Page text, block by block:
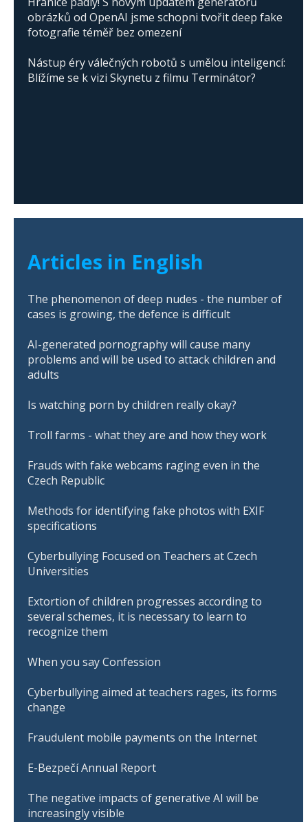
obrázků od OpenAI jsme schopni tvořit deep fake
fotografie téměř bez omezení
Nástup éry válečných robotů s umělou inteligencí:
Blížíme se k vizi Skynetu z filmu Terminátor?
Articles in English
The phenomenon of deep nudes - the number of
cases is growing, the defence is difficult
AI-generated pornography will cause many
problems and will be used to attack children and
adults
Is watching porn by children really okay?
Troll farms - what they are and how they work
Frauds with fake webcams raging even in the
Czech Republic
Methods for identifying fake photos with EXIF
specifications
Cyberbullying Focused on Teachers at Czech
Universities
Extortion of children progresses according to
several schemes, it is necessary to learn to
recognize them
When you say Confession
Cyberbullying aimed at teachers rages, its forms
change
Fraudulent mobile payments on the Internet
E-Bezpečí Annual Report
The negative impacts of generative AI will be
increasingly visible